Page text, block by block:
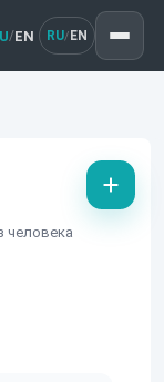
/EN RU/ EN
человека